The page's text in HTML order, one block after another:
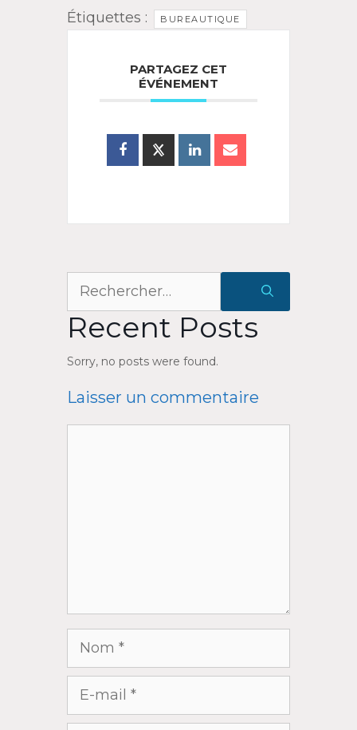
Étiquettes : BUREAUTIQUE
PARTAGEZ CET
ÉVÉNEMENT
Rechercher :
Recent Posts
Sorry, no posts were found.
Laisser un commentaire
Nom
E-